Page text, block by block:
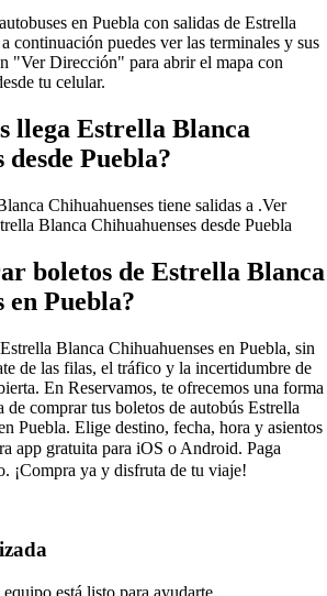
en Puebla con salidas de Estrella
continuación puedes ver las terminales y sus
"Ver Dirección" para abrir el mapa con
tu celular.
llega Estrella Blanca
desde Puebla?
Chihuahuenses tiene salidas a .Ver
Blanca Chihuahuenses desde Puebla
boletos de Estrella Blanca
en Puebla?
Blanca Chihuahuenses en Puebla, sin
de las filas, el tráfico y la incertidumbre de
En Reservamos, te ofrecemos una forma
de comprar tus boletos de autobús Estrella
Puebla. Elige destino, fecha, hora y asientos
app gratuita para iOS o Android. Paga
¡Compra ya y disfruta de tu viaje!
está listo para ayudarte.